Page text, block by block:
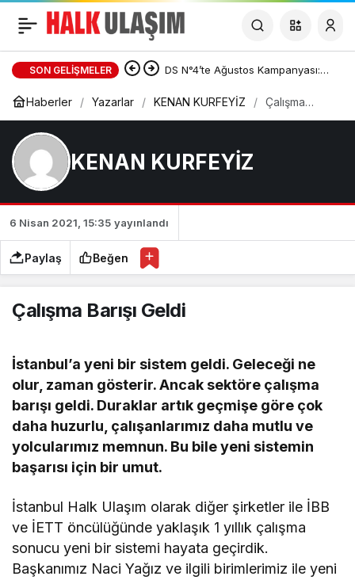
SON GELIŞMELER DS N°4’te Ağustos Kampanyası:
Kredi ve Takas Desteği Bir Arada
Haberler Yazarlar KENAN KURFEYİZ
Çalışma
KENAN KURFEYİZ
6 Nisan 2021, 15:35 yayınlandı
Paylaş Beğen
Çalışma Barışı Geldi
İstanbul’a yeni bir sistem geldi. Geleceği ne
olur, zaman gösterir. Ancak sektöre çalışma
barışı geldi. Duraklar artık geçmişe göre çok
daha huzurlu, çalışanlarımız daha mutlu ve
yolcularımız memnun. Bu bile yeni sistemin
başarısı için bir umut.
İstanbul Halk Ulaşım olarak diğer şirketler ile İBB
ve İETT öncülüğünde yaklaşık 1 yıllık çalışma
sonucu yeni bir sistemi hayata geçirdik.
Başkanımız Naci Yağız ve ilgili birimlerimiz ile yeni
Sorumluluklarımız Arttı Paylaş